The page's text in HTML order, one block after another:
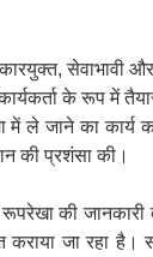
सेवाभावी
के रूप में
ले जाने का कार्य
की प्रशंसा की।
की
जा रहा है।